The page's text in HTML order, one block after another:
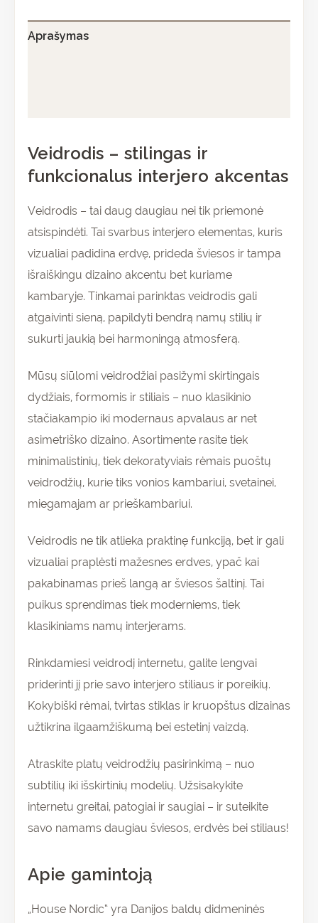
Aprašymas
Veidrodis – stilingas ir
funkcionalus interjero akcentas
Veidrodis – tai daug daugiau nei tik priemonė
atsispindėti. Tai svarbus interjero elementas, kuris
vizualiai padidina erdvę, prideda šviesos ir tampa
išraiškingu dizaino akcentu bet kuriame
kambaryje. Tinkamai parinktas veidrodis gali
atgaivinti sieną, papildyti bendrą namų stilių ir
sukurti jaukią bei harmoningą atmosferą.
Mūsų siūlomi veidrodžiai pasižymi skirtingais
dydžiais, formomis ir stiliais – nuo klasikinio
stačiakampio iki modernaus apvalaus ar net
asimetriško dizaino. Asortimente rasite tiek
minimalistinių, tiek dekoratyviais rėmais puoštų
veidrodžių, kurie tiks vonios kambariui, svetainei,
miegamajam ar prieškambariui.
Veidrodis ne tik atlieka praktinę funkciją, bet ir gali
vizualiai praplėsti mažesnes erdves, ypač kai
pakabinamas prieš langą ar šviesos šaltinį. Tai
puikus sprendimas tiek moderniems, tiek
klasikiniams namų interjerams.
Rinkdamiesi veidrodį internetu, galite lengvai
priderinti jį prie savo interjero stiliaus ir poreikių.
Kokybiški rėmai, tvirtas stiklas ir kruopštus dizainas
užtikrina ilgaamžiškumą bei estetinį vaizdą.
Atraskite platų veidrodžių pasirinkimą – nuo
subtilių iki išskirtinių modelių. Užsisakykite
internetu greitai, patogiai ir saugiai – ir suteikite
savo namams daugiau šviesos, erdvės bei stiliaus!
Apie gamintoją
„House Nordic“ yra Danijos baldų didmeninės